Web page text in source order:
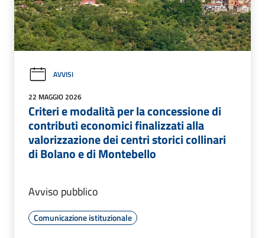
AVVISI
22 MAGGIO 2026
Criteri e modalità per la concessione di
contributi economici finalizzati alla
valorizzazione dei centri storici collinari
di Bolano e di Montebello
Avviso pubblico
Comunicazione istituzionale